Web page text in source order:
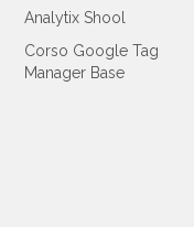
Analytix Shool
Corso Google Tag
Manager Base